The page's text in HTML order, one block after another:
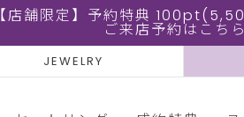
【店舗限定】予約特典
ご来店予約はこち
JEWELRY